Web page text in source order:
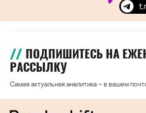
ПОДПИШИТЕСЬ НА
РАССЫЛКУ
Самая актуальная аналитика – в вашем